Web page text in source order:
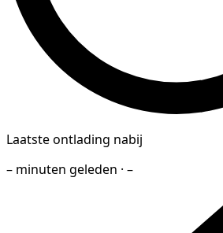
Laatste ontlading nabij
– minuten geleden · –